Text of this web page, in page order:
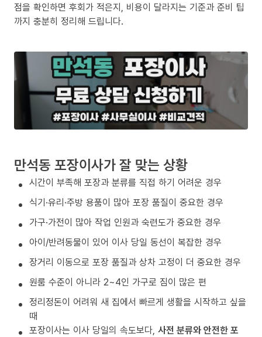
점을 확인하면 후회가 적은지, 비용이 달라지는 기준과 준비 팁
까지 충분히 정리해 드립니다.
만석동 포장이사가 잘 맞는 상황
시간이 부족해 포장과 분류를 직접 하기 어려운 경우
식기·유리·주방 용품이 많아 포장 품질이 중요한 경우
가구·가전이 많아 작업 인원과 숙련도가 중요한 경우
아이/반려동물이 있어 이사 당일 동선이 복잡한 경우
장거리 이동으로 포장 품질과 상차 고정이 더 중요한 경우
원룸 수준이 아니라 2~4인 가구로 짐이 많은 편
정리정돈이 어려워 새 집에서 빠르게 생활을 시작하고 싶을
때
포장이사는 이사 당일의 속도보다, 사전 분류와 안전한 포